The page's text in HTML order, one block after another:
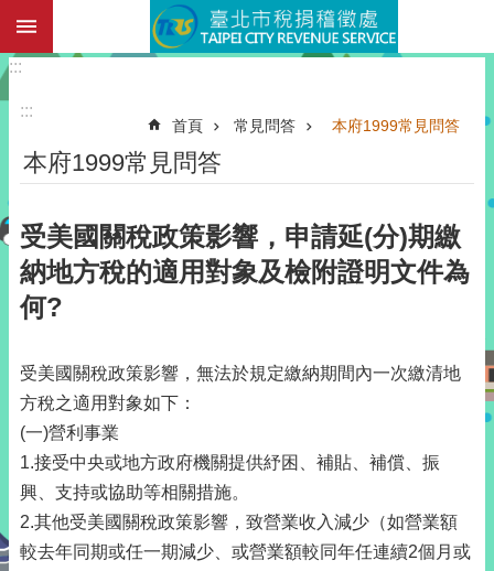
跳到主要內容區塊
:::
:::
首頁 常見問答 本府1999常見問答
本府1999常見問答
受美國關稅政策影響，申請延(分)期繳
納地方稅的適用對象及檢附證明文件為
何?
受美國關稅政策影響，無法於規定繳納期間內一次繳清地
方稅之適用對象如下：
(一)營利事業
1.接受中央或地方政府機關提供紓困、補貼、補償、振
興、支持或協助等相關措施。
2.其他受美國關稅政策影響，致營業收入減少（如營業額
較去年同期或任一期減少、或營業額較同年任連續2個月或